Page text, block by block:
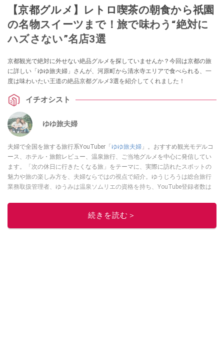
【京都グルメ】レトロ喫茶の朝食から祇園
の名物スイーツまで！旅で味わう“絶対に
ハズさない”名店3選
京都観光で絶対に外せない絶品グルメを探していませんか？今回は京都の旅
に詳しい「ゆゆ旅夫婦」さんが、河原町から清水寺エリアで食べられる、一
度は味わいたい王道の絶品京都グルメ3選を紹介してくれました！
イチオシスト
ゆゆ旅夫婦
夫婦で全国を旅する旅行系YouTuber「ゆゆ旅夫婦 」。おすすめ観光モデルコ
ース、ホテル・旅館レビュー、温泉旅行、ご当地グルメを中心に発信してい
ます。「次の休日に行きたくなる旅」をテーマに、実際に訪れたスポットの
魅力や旅の楽しみ方を、夫婦ならではの視点で紹介。ゆうじろうは総合旅行
業務取扱管理者、ゆうみは温泉ソムリエの資格を持ち、YouTube登録者数は
このイチオシストの他の記事を読む
続きを読む＞